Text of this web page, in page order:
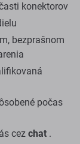
konektorov
bezprašnom
počas
cez chat .